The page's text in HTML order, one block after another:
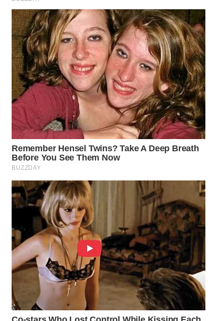
WN
SIMALUNGUN
WN
LABUHANBATU
WN
TAPANULI
TENGAH
WN DELI
SERDANG
TEBING
TINGGI
WN
PAKPAK
WN
KARAWANG
BEKASI